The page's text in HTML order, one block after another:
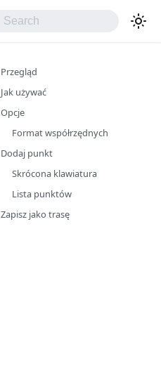
Przegląd
Jak używać
Opcje
Format współrzędnych
Dodaj punkt
Skrócona klawiatura
Lista punktów
Zapisz jako trasę